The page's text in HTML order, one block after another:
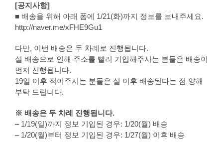
[공지사항]
■ 배송을 위해 아래 폼에 1/21(화)까지 정보를 보내주세요.
http://naver.me/xFHE9Gu1
다만, 이번 배송은 두 차례로 진행됩니다.
설 배송으로 인해 주소를 빨리 기입해주시는 분들은 배송이
먼저 진행됩니다.
19일 이후 적어주시는 분들은 설 이후 배송된다는 점 양해
부탁 드립니다.
※ 배송은 두 차례 진행됩니다.
– 1/19(일)까지 정보 기입된 경우: 1/20(월) 배송
– 1/20(월)부터 정보 기입된 경우: 1/27(월) 이후 배송